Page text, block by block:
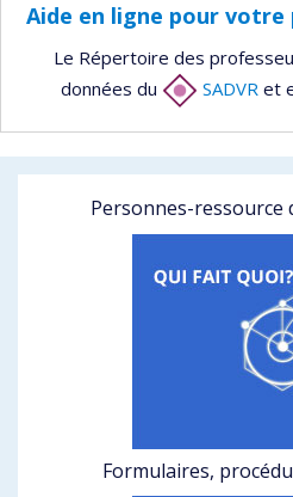
Aide en ligne pour votre
Le Répertoire des
données du
SADVR et
Personnes-ressource
Formulaires,